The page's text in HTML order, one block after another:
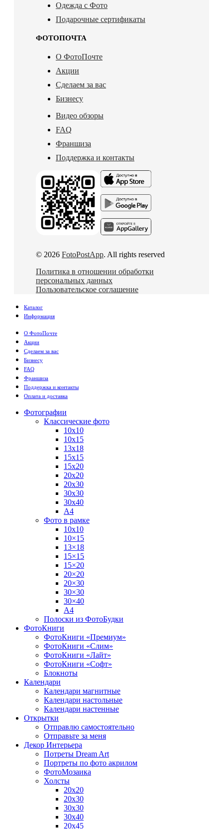
Одежда с Фото
Подарочные сертификаты
ФОТОПОЧТА
О ФотоПочте
Акции
Сделаем за вас
Бизнесу
Видео обзоры
FAQ
Франшиза
Поддержка и контакты
© 2026 FotoPostApp. All rights reserved
Политика в отношении обработки
персональных данных
Пользовательское соглашение
Каталог
Информация
О ФотоПочте
Акции
Сделаем за вас
Бизнесу
FAQ
Франшиза
Поддержка и контакты
Оплата и доставка
Фотографии
Классические фото
10х10
10х15
13х18
15х15
15х20
20х20
20х30
30х30
30х40
А4
Фото в рамке
10х10
10×15
13×18
15×15
15×20
20×20
20×30
30×30
30×40
A4
Полоски из ФотоБудки
ФотоКниги
ФотоКниги «Премиум»
ФотоКниги «Слим»
ФотоКниги «Лайт»
ФотоКниги «Софт»
Блокноты
Календари
Календари магнитные
Календари настольные
Календари настенные
Открытки
Отправлю самостоятельно
Отправьте за меня
Декор Интерьера
Потреты Dream Art
Портреты по фото акрилом
ФотоМозаика
Холсты
20х20
20х30
30х30
30х40
20х45